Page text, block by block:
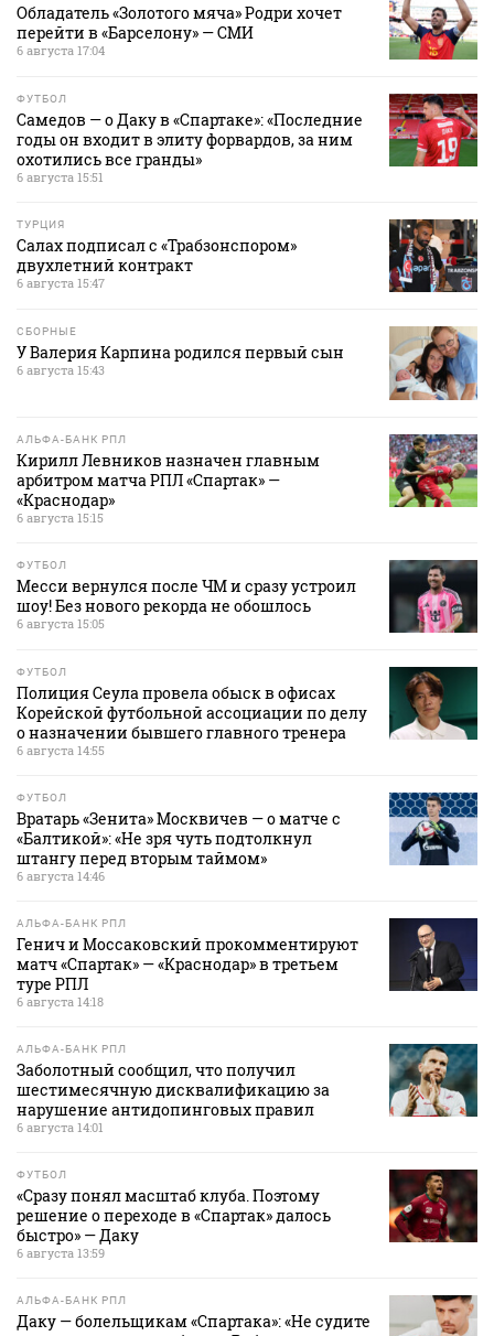
Обладатель «Золотого мяча» Родри хочет
перейти в «Барселону» — СМИ
6 августа 17:04
ФУТБОЛ
Самедов — о Даку в «Спартаке»: «Последние
годы он входит в элиту форвардов, за ним
охотились все гранды»
6 августа 15:51
ТУРЦИЯ
Салах подписал с «Трабзонспором»
двухлетний контракт
6 августа 15:47
СБОРНЫЕ
У Валерия Карпина родился первый сын
6 августа 15:43
АЛЬФА-БАНК РПЛ
Кирилл Левников назначен главным
арбитром матча РПЛ «Спартак» —
«Краснодар»
6 августа 15:15
ФУТБОЛ
Месси вернулся после ЧМ и сразу устроил
шоу! Без нового рекорда не обошлось
6 августа 15:05
ФУТБОЛ
Полиция Сеула провела обыск в офисах
Корейской футбольной ассоциации по делу
о назначении бывшего главного тренера
6 августа 14:55
ФУТБОЛ
Вратарь «Зенита» Москвичев — о матче с
«Балтикой»: «Не зря чуть подтолкнул
штангу перед вторым таймом»
6 августа 14:46
АЛЬФА-БАНК РПЛ
Генич и Моссаковский прокомментируют
матч «Спартак» — «Краснодар» в третьем
туре РПЛ
6 августа 14:18
АЛЬФА-БАНК РПЛ
Заболотный сообщил, что получил
шестимесячную дисквалификацию за
нарушение антидопинговых правил
6 августа 14:01
ФУТБОЛ
«Сразу понял масштаб клуба. Поэтому
решение о переходе в «Спартак» далось
быстро» — Даку
6 августа 13:59
АЛЬФА-БАНК РПЛ
Даку — болельщикам «Спартака»: «Не судите